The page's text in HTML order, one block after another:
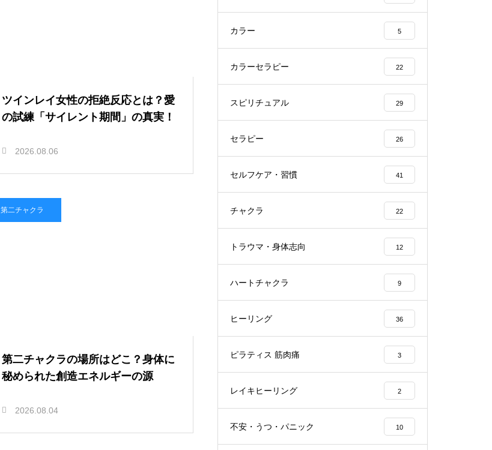
ツインレイ女性の拒絶反応とは？愛
の試練「サイレント期間」の真実！
2026.08.06
第二チャクラ
第二チャクラの場所はどこ？身体に
秘められた創造エネルギーの源
2026.08.04
カラー 5
カラーセラピー 22
スピリチュアル 29
セラピー 26
セルフケア・習慣 41
チャクラ 22
トラウマ・身体志向 12
ハートチャクラ 9
ヒーリング 36
ピラティス 筋肉痛 3
レイキヒーリング 2
不安・うつ・パニック 10